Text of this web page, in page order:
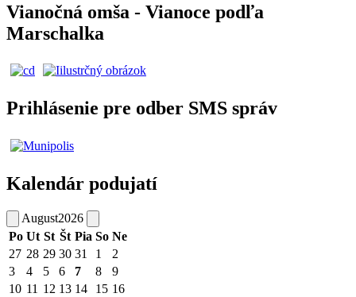
Vianočná omša - Vianoce podľa
Marschalka
Prihlásenie pre odber SMS správ
Kalendár podujatí
August2026
Po Ut St Št Pia So Ne
27 28 29 30 31 1
2
3
4 5 6 7 8
9
10 11 12 13 14 15 16